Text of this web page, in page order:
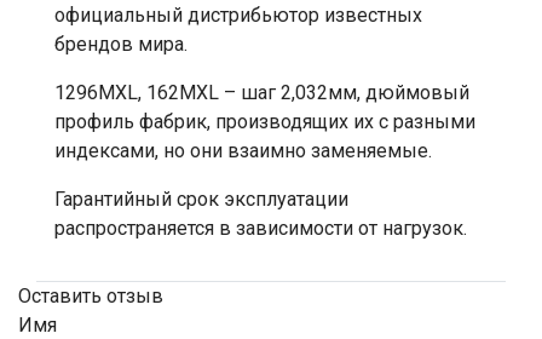
официальный дистрибьютор известных
брендов мира.
1296MXL, 162MXL – шаг 2,032мм, дюймовый
профиль фабрик, производящих их с разными
индексами, но они взаимно заменяемые.
Гарантийный срок эксплуатации
распространяется в зависимости от нагрузок.
Оставить отзыв
Имя